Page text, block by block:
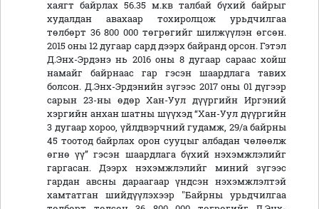
хаягт байрлах 56.35 м.кв талбай бүхий байрыг
худалдан авахаар тохиролцож урьдчилгаа
төлбөрт 36 800 000 төгрөгийг шилжүүлэн өгсөн.
2015 оны 12 дугаар сард дээрх байранд орсон. Гэтэл
Д.Энх-Эрдэнэ нь 2016 оны 8 дугаар сараас хойш
намайг байрнаас гар гэсэн шаардлага тавих
болсон. Д.Энх-Эрдэнийн зүгээс 2017 оны 01 дүгээр
сарын 23-ны өдөр Хан-Уул дүүргийн Иргэний
хэргийн анхан шатны шүүхэд “Хан-Уул дүүргийн
3 дугаар хороо, үйлдвэрчний гудамж, 29/а байрны
45 тоотод байрлах орон сууцыг албадан чөлөөлж
өгнө үү” гэсэн шаардлага бүхий нэхэмжлэлийг
гаргасан. Дээрх нэхэмжлэлийг миний зүгээс
гардан авсны дараагаар үндсэн нэхэмжлэлтэй
хамтатган шийдүүлэхээр "Байрны урьдчилгаа